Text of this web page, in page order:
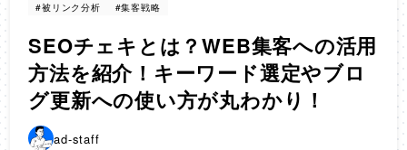
#被リンク分析
#集客戦略
SEOチェキとは？WEB集客への活用
方法を紹介！キーワード選定やブロ
グ更新への使い方が丸わかり！
ad-staff